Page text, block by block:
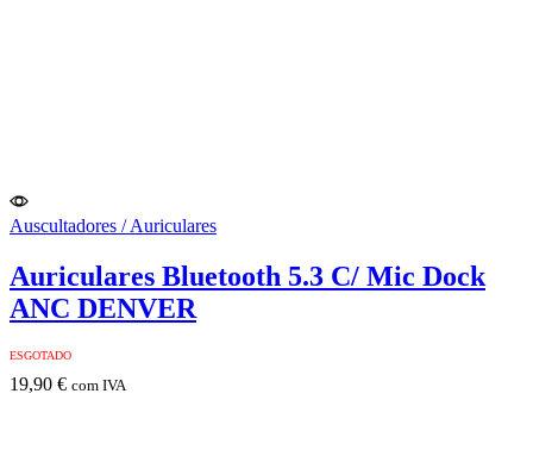
Auscultadores / Auriculares
Auriculares Bluetooth 5.3 C/ Mic Dock
ANC DENVER
ESGOTADO
19,90 € com IVA